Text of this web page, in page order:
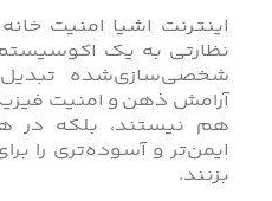
اینترنت اشیا امنیت
نظارتی به یک
شخصی‌سازی‌شده
آرامش ذهن و امنیت
هم نیستند، بلکه در
ایمن‌تر و آسوده‌تری را
بزنند.